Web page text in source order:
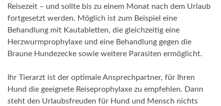
Reisezeit – und sollte bis zu einem Monat nach dem Urlaub
fortgesetzt werden. Möglich ist zum Beispiel eine
Behandlung mit Kautabletten, die gleichzeitig eine
Herzwurmprophylaxe und eine Behandlung gegen die
Braune Hundezecke sowie weitere Parasiten ermöglicht.
Ihr Tierarzt ist der optimale Ansprechpartner, für Ihren
Hund die geeignete Reiseprophylaxe zu empfehlen. Dann
steht den Urlaubsfreuden für Hund und Mensch nichts